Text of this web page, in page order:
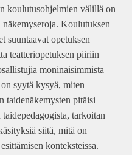
koulutusohjelmien välillä on
Koulutuksen
suuntaavat opetuksen
teatteriopetuksen piiriin
moninaisimmista
syytä kysyä, miten
taidenäkemysten pitäisi
tarkoitan
siitä, mitä on
konteksteissa.